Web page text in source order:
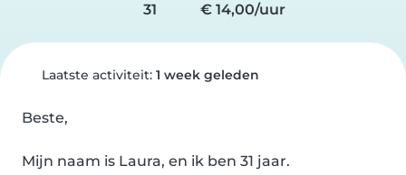
31
€ 14,00/uur
Laatste activiteit: 1 week geleden
Beste,
Mijn naam is Laura, en ik ben 31 jaar.